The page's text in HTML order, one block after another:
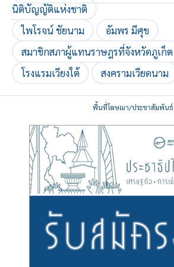
นิติบัญญัติแห่งชาติ
ไพโรจน์ ชัยนาม
อัมพร มีศุข
สมาชิกสภาผู้แทนราษฎรที่จังหวัดภูเก็ต
โรงแรมเวียงใต้
สงครามเวียดนาม
พื้นที่โฆษณา/ประชาสัมพันธ์